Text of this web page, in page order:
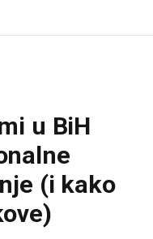
u BiH
(i kako